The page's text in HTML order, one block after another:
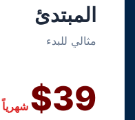
المبتدئ
مثالي للبدء
$39 شهرياً